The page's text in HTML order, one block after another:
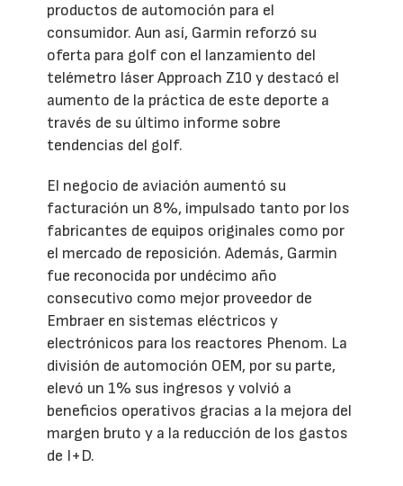
productos de automoción para el
consumidor. Aun así, Garmin reforzó su
oferta para golf con el lanzamiento del
telémetro láser Approach Z10 y destacó el
aumento de la práctica de este deporte a
través de su último informe sobre
tendencias del golf.
El negocio de aviación aumentó su
facturación un 8%, impulsado tanto por los
fabricantes de equipos originales como por
el mercado de reposición. Además, Garmin
fue reconocida por undécimo año
consecutivo como mejor proveedor de
Embraer en sistemas eléctricos y
electrónicos para los reactores Phenom. La
división de automoción OEM, por su parte,
elevó un 1% sus ingresos y volvió a
beneficios operativos gracias a la mejora del
margen bruto y a la reducción de los gastos
de I+D.